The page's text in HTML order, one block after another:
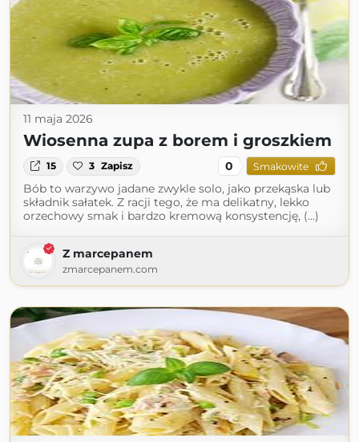
11 maja 2026
Wiosenna zupa z borem i groszkiem
15 3 Zapisz 0 Smakowite
Bób to warzywo jadane zwykle solo, jako przekąska lub
składnik sałatek. Z racji tego, że ma delikatny, lekko
orzechowy smak i bardzo kremową konsystencję, (...)
Z marcepanem
zmarcepanem.com